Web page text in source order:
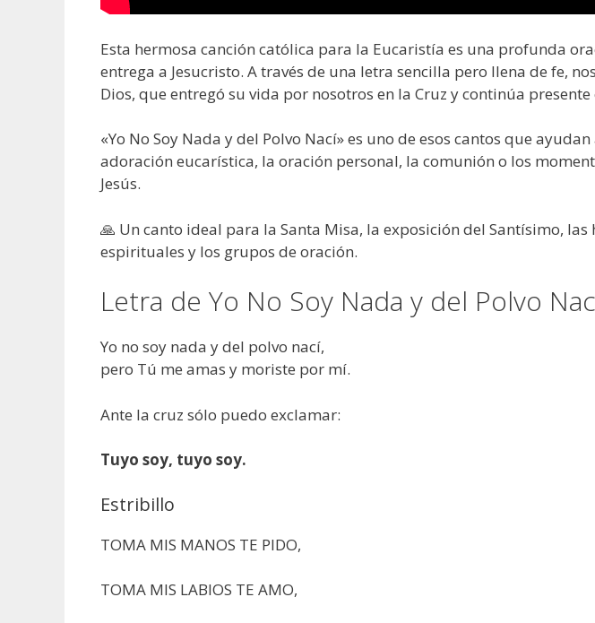
Esta hermosa canción católica para la Eucaristía es una profunda
entrega a Jesucristo. A través de una letra sencilla pero llena de fe,
Dios, que entregó su vida por nosotros en la Cruz y continúa
«Yo No Soy Nada y del Polvo Nací» es uno de esos cantos que
adoración eucarística, la oración personal, la comunión o los
Jesús.
🙏 Un canto ideal para la Santa Misa, la exposición del Santísimo, las
espirituales y los grupos de oración.
Letra de Yo No Soy Nada y del Polvo
Yo no soy nada y del polvo nací,
pero Tú me amas y moriste por mí.
Ante la cruz sólo puedo exclamar:
Tuyo soy, tuyo soy.
Estribillo
TOMA MIS MANOS TE PIDO,
TOMA MIS LABIOS TE AMO,